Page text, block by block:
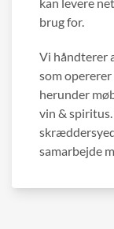
brug for.
Vi håndterer
som
herunder
vin &
samarbejde